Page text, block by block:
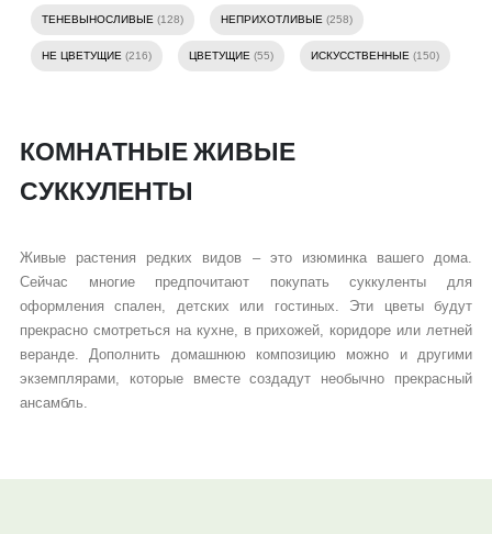
ТЕНЕВЫНОСЛИВЫЕ (128) НЕПРИХОТЛИВЫЕ (258)
НЕ ЦВЕТУЩИЕ (216) ЦВЕТУЩИЕ (55) ИСКУССТВЕННЫЕ (150)
КОМНАТНЫЕ ЖИВЫЕ
СУККУЛЕНТЫ
Живые растения редких видов – это изюминка вашего дома.
Сейчас многие предпочитают покупать суккуленты для
оформления спален, детских или гостиных. Эти цветы будут
прекрасно смотреться на кухне, в прихожей, коридоре или летней
веранде. Дополнить домашнюю композицию можно и другими
экземплярами, которые вместе создадут необычно прекрасный
ансамбль.